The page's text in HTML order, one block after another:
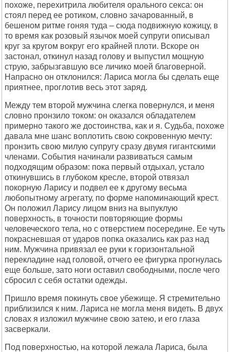
похоже, перехитрила любителя орального секса: он
стоял перед ее ротиком, словно зачарованный, в
бешеном ритме гоняя туда – сюда подвижную кожицу, в
то время как розовый язычок моей супруги описывал
круг за кругом вокруг его крайней плоти. Вскоре он
застонал, откинул назад голову и выпустил мощную
струю, забрызгавшую все личико моей благоверной.
Напрасно он отклонился: Лариса могла бы сделать еще
приятнее, проглотив весь этот заряд.
Между тем второй мужчина слегка повернулся, и меня
словно пронзило током: он оказался обладателем
примерно такого же достоинства, как и я. Судьба, похоже
давала мне шанс воплотить свою сокровенную мечту:
пронзить свою милую супругу сразу двумя гигантскими
членами. События начинали развиваться самым
подходящим образом: пока первый отдыхал, устало
откинувшись в глубоком кресле, второй отвязал
покорную Ларису и подвел ее к другому весьма
любопытному агрегату, по форме напоминающий крест.
Он положил Ларису лицом вниз на выпуклую
поверхность, в точности повторяющие формы
человеческого тела, но с отверстием посередине. Ее чуть
покрасневшая от ударов попка оказались как раз над
ним. Мужчина привязал ее руки к горизонтальной
перекладине над головой, отчего ее фигурка прогнулась
еще больше, зато ноги оставил свободными, после чего
сбросил с себя остатки одежды.
Пришло время покинуть свое убежище. Я стремительно
приблизился к ним. Лариса не могла меня видеть. В двух
словах я изложил мужчине свою затею, и его глаза
засверкали.
Под поверхностью, на которой лежала Лариса, была